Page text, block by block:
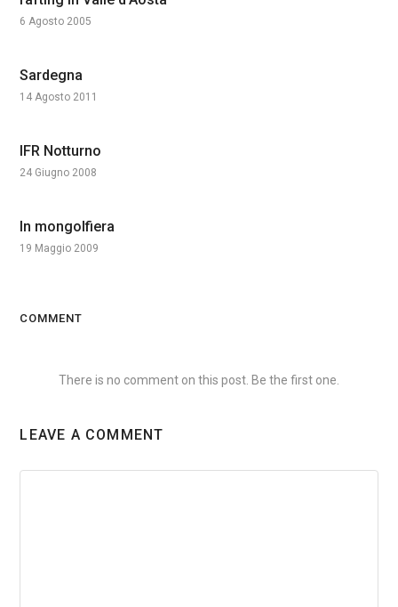
6 Agosto 2005
Sardegna
14 Agosto 2011
IFR Notturno
24 Giugno 2008
In mongolfiera
19 Maggio 2009
COMMENT
There is no comment on this post. Be the first one.
LEAVE A COMMENT